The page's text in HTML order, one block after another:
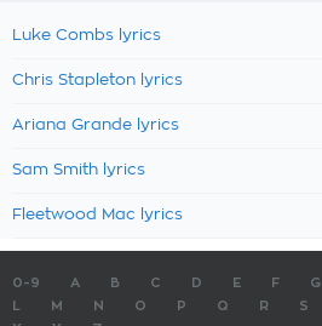
Luke Combs lyrics
Chris Stapleton lyrics
Ariana Grande lyrics
Sam Smith lyrics
Fleetwood Mac lyrics
0-9 A B C D E F G
M N O P Q R S